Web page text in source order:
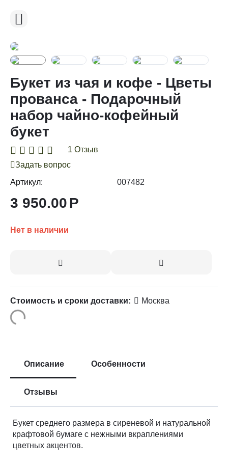
Букет из чая и кофе - Цветы
прованса - Подарочный
набор чайно-кофейный
букет
1 Отзыв
Задать вопрос
Артикул:
007482
3 950.00Р
Нет в наличии
Стоимость и сроки доставки: Москва
Описание Особенности
Отзывы
Букет среднего размера в сиреневой и натуральной
крафтовой бумаге с нежными вкраплениями
цветных акцентов.